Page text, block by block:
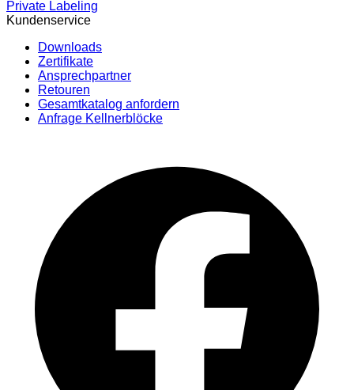
Private Labeling
Kundenservice
Downloads
Zertifikate
Ansprechpartner
Retouren
Gesamtkatalog anfordern
Anfrage Kellnerblöcke